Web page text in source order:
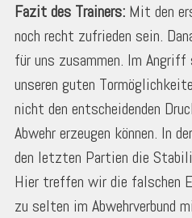
Fazit des Trainers: Mit den
noch recht zufrieden sein.
für uns zusammen. Im
unseren guten
nicht den entscheidenden
Abwehr erzeugen können. In
den letzten Partien die
Hier treffen wir die falschen
zu selten im Abwehrverbund